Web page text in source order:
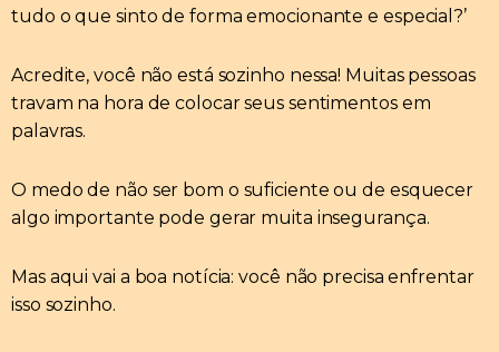
tudo o que sinto de forma emocionante e especial?’
Acredite, você não está sozinho nessa! Muitas pessoas
travam na hora de colocar seus sentimentos em
palavras.
O medo de não ser bom o suficiente ou de esquecer
algo importante pode gerar muita insegurança.
Mas aqui vai a boa notícia: você não precisa enfrentar
isso sozinho.